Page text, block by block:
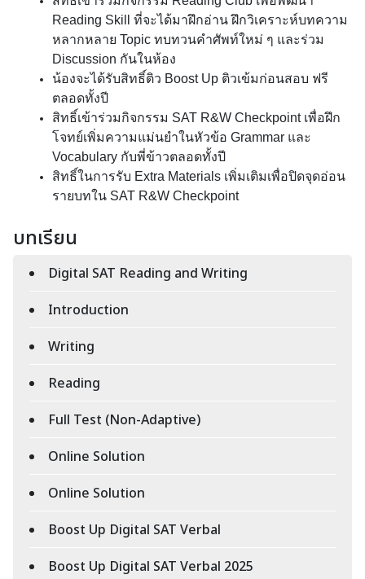
Reading Skill ที่จะได้มาฝึกอ่าน ฝึกวิเคราะห์บทความ
หลากหลาย Topic ทบทวนคำศัพท์ใหม่ ๆ และร่วม
Discussion กันในห้อง
น้องจะได้รับสิทธิ์ติว Boost Up ติวเข้มก่อนสอบ ฟรี
ตลอดทั้งปี
สิทธิ์เข้าร่วมกิจกรรม SAT R&W Checkpoint เพื่อฝึก
โจทย์เพิ่มความแม่นยำในหัวข้อ Grammar และ
Vocabulary กับพี่ข้าวตลอดทั้งปี
สิทธิ์ในการรับ Extra Materials เพิ่มเติมเพื่อปิดจุดอ่อน
รายบทใน SAT R&W Checkpoint
บทเรียน
Digital SAT Reading and Writing
Introduction
Writing
Reading
Full Test (Non-Adaptive)
Online Solution
Online Solution
Boost Up Digital SAT Verbal
Boost Up Digital SAT Verbal 2025